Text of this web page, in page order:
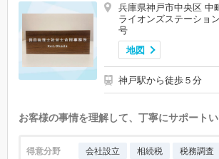
兵庫県神戸市中央区 中
ライオンズステーショ
号
地図
神戸駅から徒歩５分
お客様の事情を理解して、丁寧にサポート
得意分野 会社設立 相続税 税務調査